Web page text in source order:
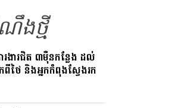
ងថ្មី
រងារជិត ៣ម៉ឺនកន្លែង ដល់
ថៃ និងអ្នកកំពុងស្វែងរក